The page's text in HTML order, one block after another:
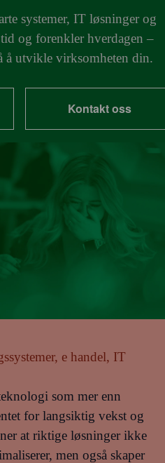
systemer, IT løsninger og
og forenkler hverdagen –
å utvikle virksomheten din.
Kontakt oss
e handel, IT
som mer enn
for langsiktig vekst og
at riktige løsninger ikke
men også skaper